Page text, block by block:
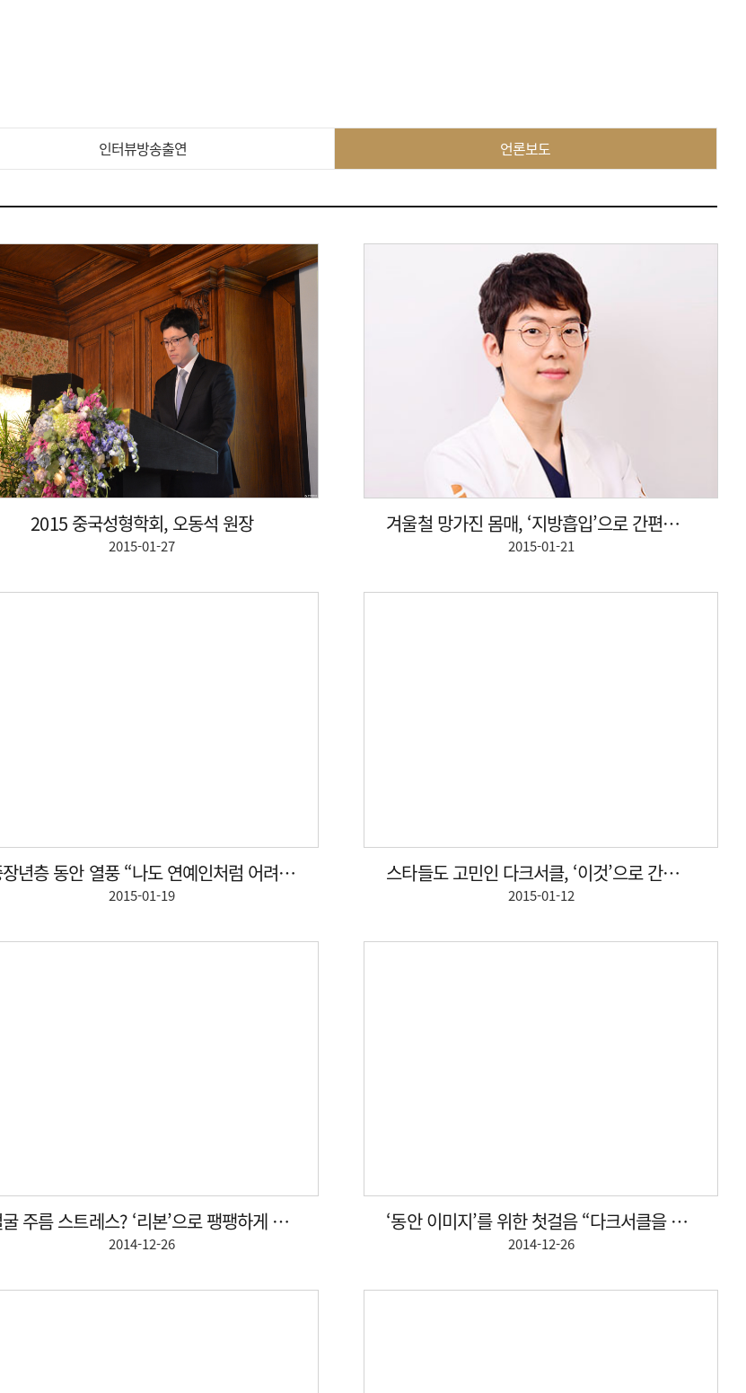
인터뷰방송출연 언론보도
2015 중국성형학회, 오동석 원장
2015-01-27
겨울철 망가진 몸매, ‘지방흡입’으로 간편하게 리셋
2015-01-21
중장년층 동안 열풍 “나도 연예인처럼 어려보이고 싶다”
2015-01-19
스타들도 고민인 다크서클, ‘이것’으로 간단하게 해결?
2015-01-12
얼굴 주름 스트레스? ‘리본’으로 팽팽하게 날려라
2014-12-26
‘동안 이미지’를 위한 첫걸음 “다크서클을 체크하라”
2014-12-26